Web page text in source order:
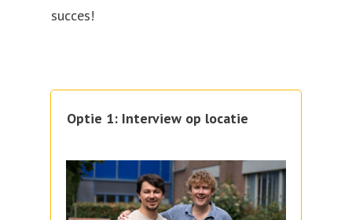
succes!
Optie 1: Interview op locatie